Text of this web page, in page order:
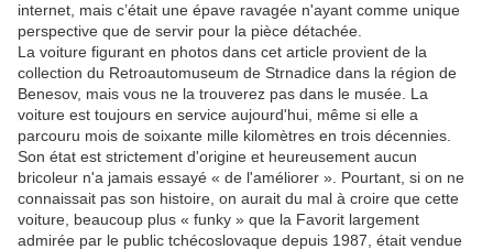
internet, mais c’était une épave ravagée n'ayant comme unique
perspective que de servir pour la pièce détachée.
La voiture figurant en photos dans cet article provient de la
collection du Retroautomuseum de Strnadice dans la région de
Benesov, mais vous ne la trouverez pas dans le musée. La
voiture est toujours en service aujourd'hui, même si elle a
parcouru mois de soixante mille kilomètres en trois décennies.
Son état est strictement d'origine et heureusement aucun
bricoleur n'a jamais essayé « de l'améliorer ». Pourtant, si on ne
connaissait pas son histoire, on aurait du mal à croire que cette
voiture, beaucoup plus « funky » que la Favorit largement
admirée par le public tchécoslovaque depuis 1987, était vendue